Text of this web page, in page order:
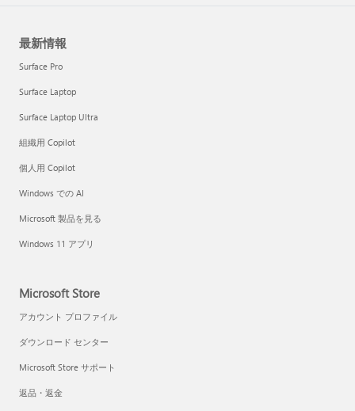
最新情報
Surface Pro
Surface Laptop
Surface Laptop Ultra
組織用 Copilot
個人用 Copilot
Windows での AI
Microsoft 製品を見る
Windows 11 アプリ
Microsoft Store
アカウント プロファイル
ダウンロード センター
Microsoft Store サポート
返品・返金